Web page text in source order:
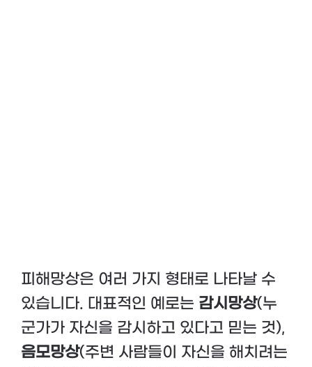
피해망상은 여러 가지 형태로 나타날 수
있습니다. 대표적인 예로는 감시망상(누
군가가 자신을 감시하고 있다고 믿는 것),
음모망상(주변 사람들이 자신을 해치려는